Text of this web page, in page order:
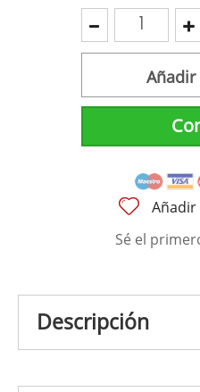
Añadir
Añadir
Sé el
Descripción